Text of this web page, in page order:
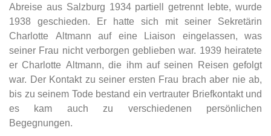
Abreise aus Salzburg 1934 partiell getrennt lebte, wurde
1938 geschieden. Er hatte sich mit seiner Sekretärin
Charlotte Altmann auf eine Liaison eingelassen, was
seiner Frau nicht verborgen geblieben war. 1939 heiratete
er Charlotte Altmann, die ihm auf seinen Reisen gefolgt
war. Der Kontakt zu seiner ersten Frau brach aber nie ab,
bis zu seinem Tode bestand ein vertrauter Briefkontakt und
es kam auch zu verschiedenen persönlichen
Begegnungen.